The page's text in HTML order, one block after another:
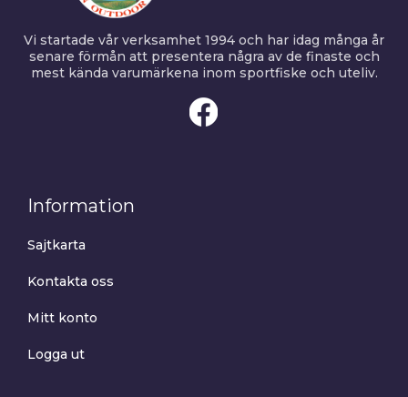
Vi startade vår verksamhet 1994 och har idag många år
senare förmån att presentera några av de finaste och
mest kända varumärkena inom sportfiske och uteliv.
Information
Sajtkarta
Kontakta oss
Mitt konto
Logga ut